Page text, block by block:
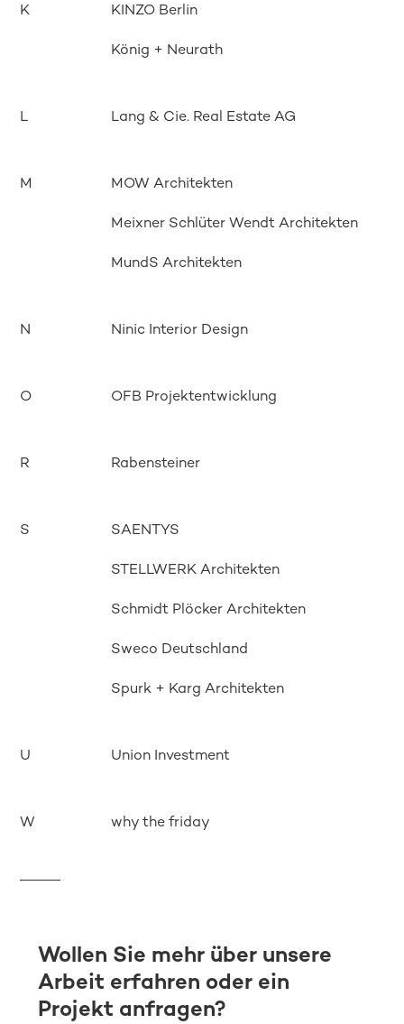
K KINZO Berlin
König + Neurath
L Lang & Cie. Real Estate AG
M MOW Architekten
Meixner Schlüter Wendt Architekten
MundS Architekten
N Ninic Interior Design
O OFB Projektentwicklung
R Rabensteiner
S SAENTYS
STELLWERK Architekten
Schmidt Plöcker Architekten
Sweco Deutschland
Spurk + Karg Architekten
U Union Investment
W why the friday
Wollen Sie mehr über unsere
Arbeit erfahren oder ein
Projekt anfragen?